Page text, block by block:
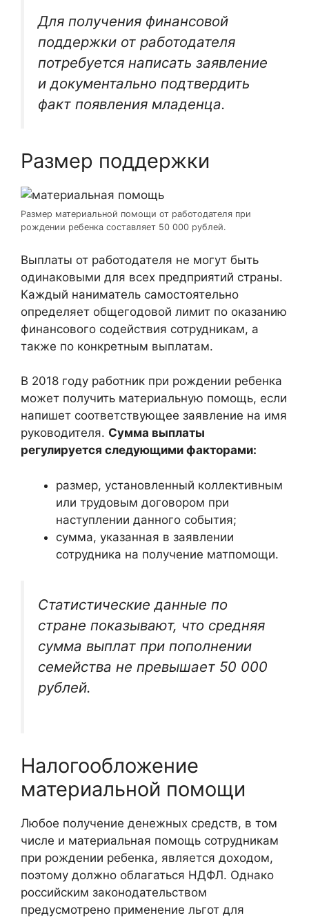
Для получения финансовой
поддержки от работодателя
потребуется написать заявление
и документально подтвердить
факт появления младенца.
Размер поддержки
Размер материальной помощи от работодателя при
рождении ребенка составляет 50 000 рублей.
Выплаты от работодателя не могут быть
одинаковыми для всех предприятий страны.
Каждый наниматель самостоятельно
определяет общегодовой лимит по оказанию
финансового содействия сотрудникам, а
также по конкретным выплатам.
В 2018 году работник при рождении ребенка
может получить материальную помощь, если
напишет соответствующее заявление на имя
руководителя. Сумма выплаты
регулируется следующими факторами:
размер, установленный коллективным
или трудовым договором при
наступлении данного события;
сумма, указанная в заявлении
сотрудника на получение матпомощи.
Статистические данные по
стране показывают, что средняя
сумма выплат при пополнении
семейства не превышает 50 000
рублей.
Налогообложение
материальной помощи
Любое получение денежных средств, в том
числе и материальная помощь сотрудникам
при рождении ребенка, является доходом,
поэтому должно облагаться НДФЛ. Однако
российским законодательством
предусмотрено применение льгот для